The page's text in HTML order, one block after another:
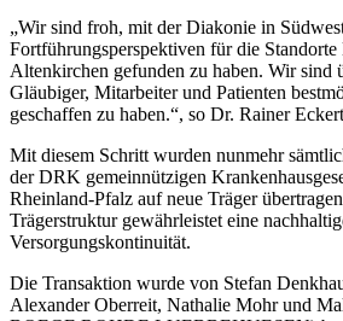
„Wir sind froh, mit der Diakonie in
Fortführungsperspektiven für die
Altenkirchen gefunden zu haben. Wir sind
Gläubiger, Mitarbeiter und Patienten
geschaffen zu haben.“, so Dr. Rainer
Mit diesem Schritt wurden nunmehr
der DRK gemeinnützigen
Rheinland-Pfalz auf neue Träger
Trägerstruktur gewährleistet eine
Versorgungskontinuität.
Die Transaktion wurde von Stefan
Alexander Oberreit, Nathalie Mohr und